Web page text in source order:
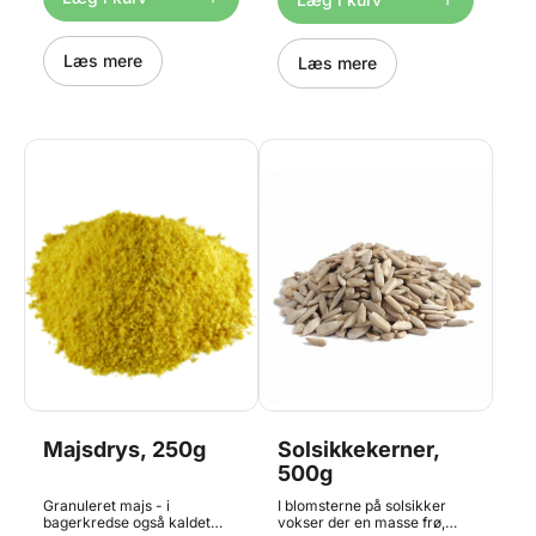
Læs mere
2 poser af hver 500g.
Læs mere
Majsdrys, 250g
Granuleret majs - i
bagerkredse også kaldet
Solsikkekerner,
500g
I blomsterne på solsikker
vokser der en masse frø,